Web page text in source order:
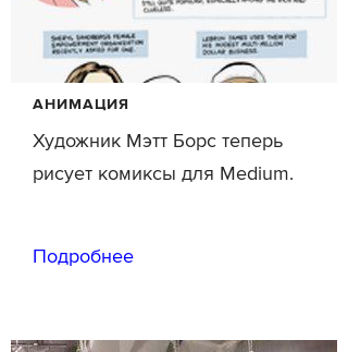
АНИМАЦИЯ
Художник Мэтт Борс теперь
рисует комиксы для Medium.
Подробнее